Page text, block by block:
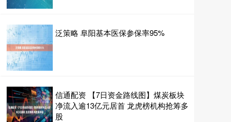
泛策略 阜阳基本医保参保率95%
信通配资 【7日资金路线图】煤炭板块
净流入逾13亿元居首 龙虎榜机构抢筹多
股